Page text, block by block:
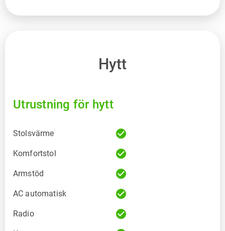
Hytt
Utrustning för hytt
Stolsvärme check_circle
Komfortstol check_circle
Armstöd check_circle
AC automatisk check_circle
Radio check_circle